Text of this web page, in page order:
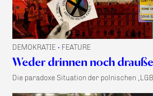
DEMOKRATIE • FEATURE
Weder drinnen noch
Die paradoxe Situation der polnischen